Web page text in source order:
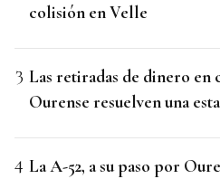
colisión en Velle
Las retiradas de dinero en
Ourense resuelven una
La A-52, a su paso por